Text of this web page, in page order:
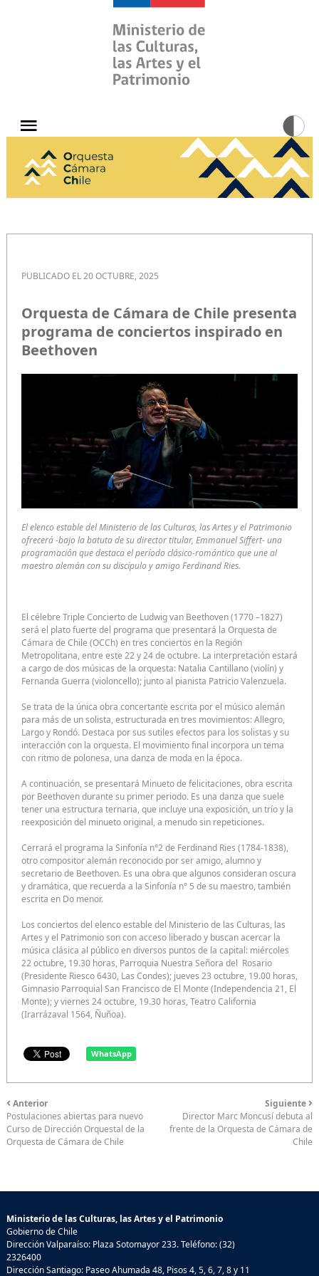
PUBLICADO EL 20 OCTUBRE, 2025
Orquesta de Cámara de Chile presenta
programa de conciertos inspirado en
Beethoven
El elenco estable del Ministerio de las Culturas, las Artes y el Patrimonio
ofrecerá -bajo la batuta de su director titular, Emmanuel Siffert- una
programación que destaca el período clásico-romántico que une al
maestro alemán con su discípulo y amigo Ferdinand Ries.
El célebre Triple Concierto de Ludwig van Beethoven (1770 –1827)
será el plato fuerte del programa que presentará la Orquesta de
Cámara de Chile (OCCh) en tres conciertos en la Región
Metropolitana, entre este 22 y 24 de octubre. La interpretación estará
a cargo de dos músicas de la orquesta: Natalia Cantillano (violín) y
Fernanda Guerra (violoncello); junto al pianista Patricio Valenzuela.
Se trata de la única obra concertante escrita por el músico alemán
para más de un solista, estructurada en tres movimientos: Allegro,
Largo y Rondó. Destaca por sus sutiles efectos para los solistas y su
interacción con la orquesta. El movimiento final incorpora un tema
con ritmo de polonesa, una danza de moda en la época.
A continuación, se presentará Minueto de felicitaciones, obra escrita
por Beethoven durante su primer periodo. Es una danza que suele
tener una estructura ternaria, que incluye una exposición, un trío y la
reexposición del minueto original, a menudo sin repeticiones.
Cerrará el programa la Sinfonía n°2 de Ferdinand Ries (1784-1838),
otro compositor alemán reconocido por ser amigo, alumno y
secretario de Beethoven. Es una obra que algunos consideran oscura
y dramática, que recuerda a la Sinfonía n° 5 de su maestro, también
escrita en Do menor.
Los conciertos del elenco estable del Ministerio de las Culturas, las
Artes y el Patrimonio son con acceso liberado y buscan acercar la
música clásica al público en diversos puntos de la capital: miércoles
22 octubre, 19.30 horas, Parroquia Nuestra Señora del Rosario
(Presidente Riesco 6430, Las Condes); jueves 23 octubre, 19.00 horas,
Gimnasio Parroquial San Francisco de El Monte (Independencia 21, El
Monte); y viernes 24 octubre, 19.30 horas, Teatro California
(Irarrázaval 1564, Ñuñoa).
WhatsApp
Anterior
Postulaciones abiertas para nuevo
Curso de Dirección Orquestal de la
Orquesta de Cámara de Chile
Siguiente
Director Marc Moncusí debuta al
frente de la Orquesta de Cámara de
Chile
Ministerio de las Culturas, las Artes y el Patrimonio
Gobierno de Chile
Dirección Valparaíso: Plaza Sotomayor 233. Teléfono: (32)
2326400
Dirección Santiago: Paseo Ahumada 48, Pisos 4, 5, 6, 7, 8 y 11